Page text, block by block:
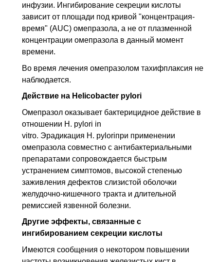
инфузии. Ингибирование секреции кислоты
зависит от площади под кривой "концентрация-
время" (AUC) омепразола, а не от плазменной
концен­трации омепразола в данный момент
времени.
Во время лечения омепразолом тахифплаксия не
наблюдается.
Действие на Helicobacter pylori
Омепразол оказывает бактерицидное действие в
отношении Н. pylori in
vitro. Эрадикация Н. pyloriпри применении
омепразола совместно с антибактериальными
препаратами сопровождается быстрым
устранением симптомов, высокой степе­нью
заживления дефектов слизистой оболочки
желудочно-кишечного тракта и длительной
ремиссией язвенной болезни.
Другие эффекты, связанные с
ингибированием секреции кислоты
Имеются сообщения о некотором повышении